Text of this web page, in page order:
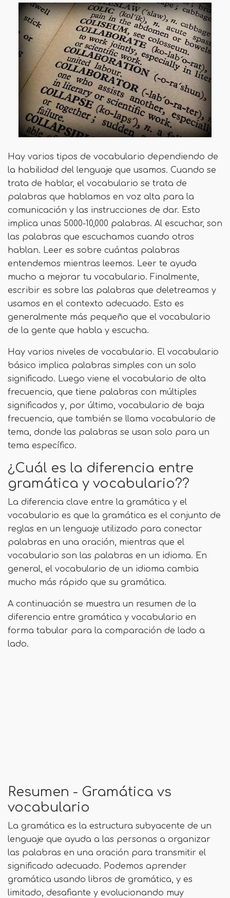
Hay varios tipos de vocabulario dependiendo de
la habilidad del lenguaje que usamos. Cuando se
trata de hablar, el vocabulario se trata de
palabras que hablamos en voz alta para la
comunicación y las instrucciones de dar. Esto
implica unas 5000-10,000 palabras. Al escuchar, son
las palabras que escuchamos cuando otros
hablan. Leer es sobre cuántas palabras
entendemos mientras leemos. Leer te ayuda
mucho a mejorar tu vocabulario. Finalmente,
escribir es sobre las palabras que deletreamos y
usamos en el contexto adecuado. Esto es
generalmente más pequeño que el vocabulario
de la gente que habla y escucha.
Hay varios niveles de vocabulario. El vocabulario
básico implica palabras simples con un solo
significado. Luego viene el vocabulario de alta
frecuencia, que tiene palabras con múltiples
significados y, por último, vocabulario de baja
frecuencia, que también se llama vocabulario de
tema, donde las palabras se usan solo para un
tema específico.
¿Cuál es la diferencia entre
gramática y vocabulario??
La diferencia clave entre la gramática y el
vocabulario es que la gramática es el conjunto de
reglas en un lenguaje utilizado para conectar
palabras en una oración, mientras que el
vocabulario son las palabras en un idioma. En
general, el vocabulario de un idioma cambia
mucho más rápido que su gramática.
A continuación se muestra un resumen de la
diferencia entre gramática y vocabulario en
forma tabular para la comparación de lado a
lado.
Resumen - Gramática vs
vocabulario
La gramática es la estructura subyacente de un
lenguaje que ayuda a las personas a organizar
las palabras en una oración para transmitir el
significado adecuado. Podemos aprender
gramática usando libros de gramática, y es
limitado, desafiante y evolucionando muy